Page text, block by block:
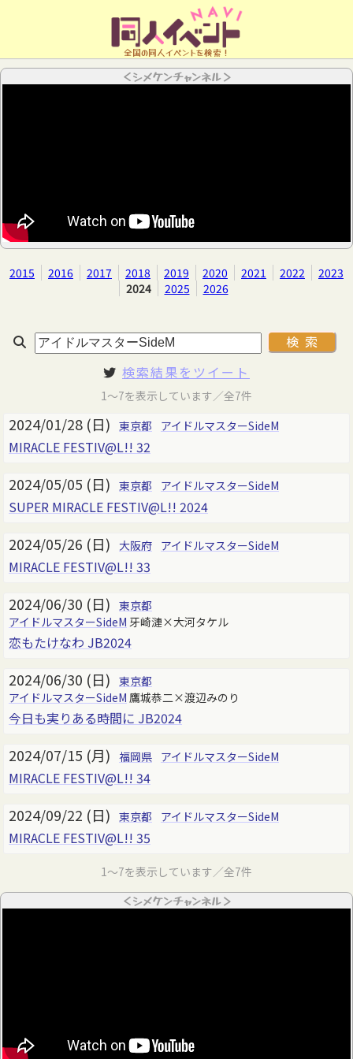
全国の同人イベントを検索！
＜シメケンチャンネル＞
2015 2016 2017 2018 2019 2020 2021 2022
2023
2024
2025 2026
検索結果をツイート
1～7を表示しています／全7件
2024/01/28 (日) 東京都 アイドルマスターSideM
MIRACLE FESTIV@L!! 32
2024/05/05 (日) 東京都 アイドルマスターSideM
SUPER MIRACLE FESTIV@L!! 2024
2024/05/26 (日) 大阪府 アイドルマスターSideM
MIRACLE FESTIV@L!! 33
2024/06/30 (日) 東京都
アイドルマスターSideM 牙崎漣×大河タケル
恋もたけなわ JB2024
2024/06/30 (日) 東京都
アイドルマスターSideM 鷹城恭二×渡辺みのり
今日も実りある時間に JB2024
2024/07/15 (月) 福岡県 アイドルマスターSideM
MIRACLE FESTIV@L!! 34
2024/09/22 (日) 東京都 アイドルマスターSideM
MIRACLE FESTIV@L!! 35
1～7を表示しています／全7件
＜シメケンチャンネル＞